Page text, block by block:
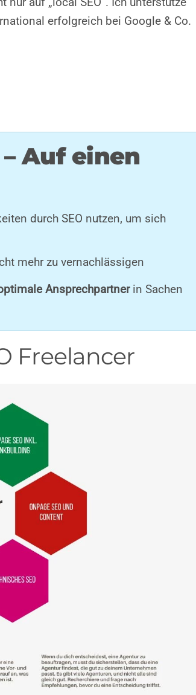
erfolgreich bei Google & Co.
Auf einen
durch SEO nutzen, um sich
mehr zu vernachlässigen
Ansprechpartnerin Sachen
Freelancer